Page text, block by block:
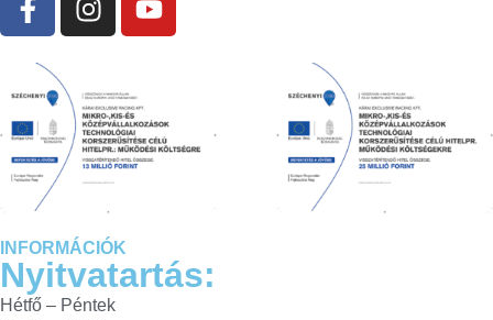
INFORMÁCIÓK
Nyitvatartás:
Hétfő – Péntek